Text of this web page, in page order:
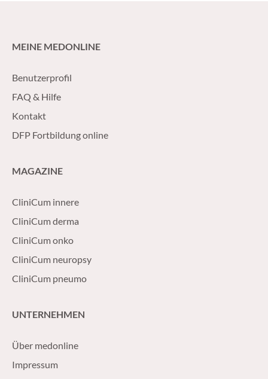
MEINE MEDONLINE
Benutzerprofil
FAQ & Hilfe
Kontakt
DFP Fortbildung online
MAGAZINE
CliniCum innere
CliniCum derma
CliniCum onko
CliniCum neuropsy
CliniCum pneumo
UNTERNEHMEN
Über medonline
Impressum